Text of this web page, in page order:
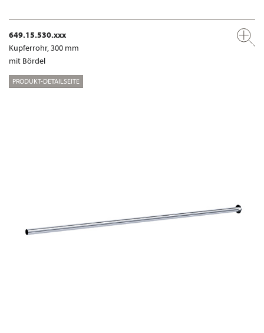
649.15.530.xxx
Kupferrohr, 300 mm
mit Bördel
PRODUKT-DETAILSEITE